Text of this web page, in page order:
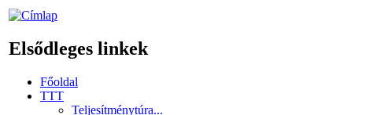
Elsődleges linkek
Főoldal
TTT
Teljesítménytúra...